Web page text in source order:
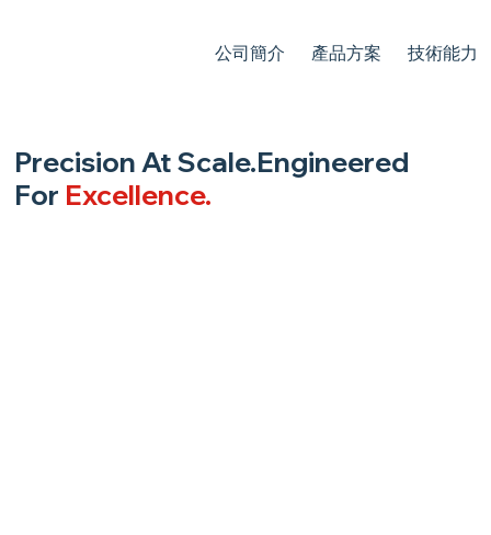
公司簡介 產品方案 技術能力
Precision At Scale.Engineered
For Excellence.